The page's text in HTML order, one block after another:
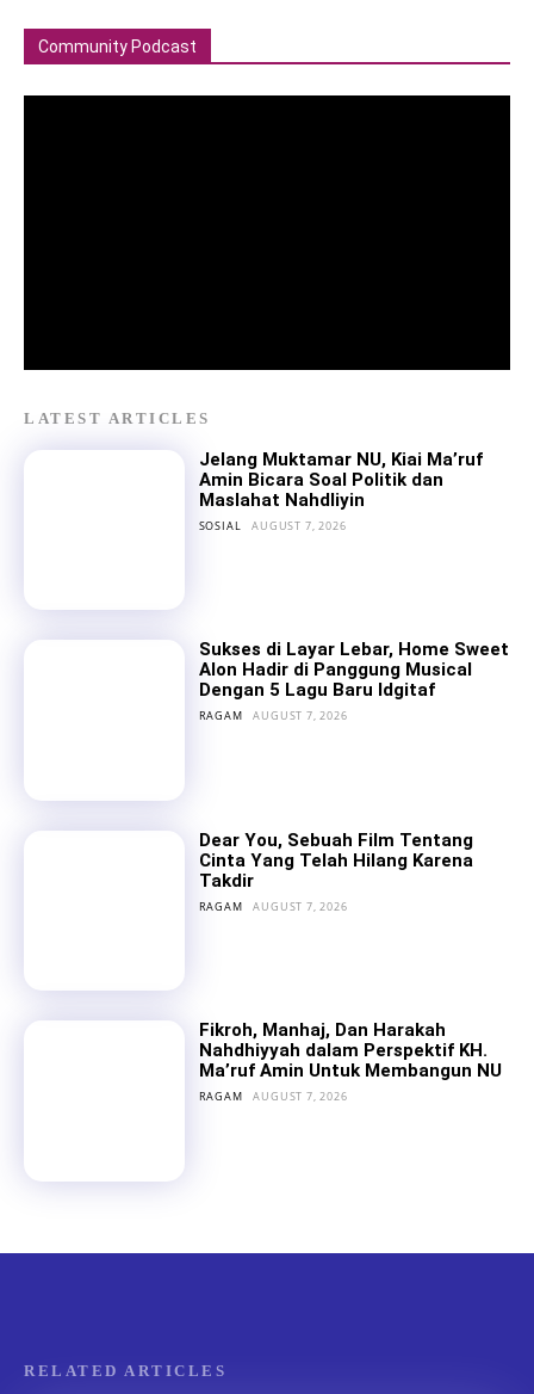
Community Podcast
LATEST ARTICLES
Jelang Muktamar NU, Kiai Ma’ruf
Amin Bicara Soal Politik dan
Maslahat Nahdliyin
SOSIAL AUGUST 7, 2026
Sukses di Layar Lebar, Home Sweet
Alon Hadir di Panggung Musical
Dengan 5 Lagu Baru Idgitaf
RAGAM AUGUST 7, 2026
Dear You, Sebuah Film Tentang
Cinta Yang Telah Hilang Karena
Takdir
RAGAM AUGUST 7, 2026
Fikroh, Manhaj, Dan Harakah
Nahdhiyyah dalam Perspektif KH.
Ma’ruf Amin Untuk Membangun NU
RAGAM AUGUST 7, 2026
RELATED ARTICLES